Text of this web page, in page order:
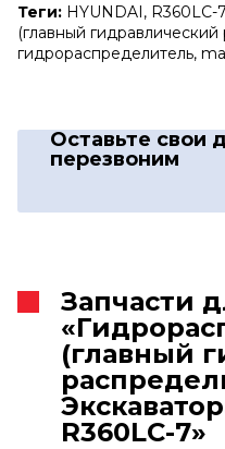
Теги: HYUNDAI, R360LC-
(главный
гидрораспределитель,
Оставьте свои
перезвоним
Запчасти
(главный
R360LC-7»